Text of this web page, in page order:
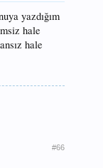
yazdığım
hale
hale
#66